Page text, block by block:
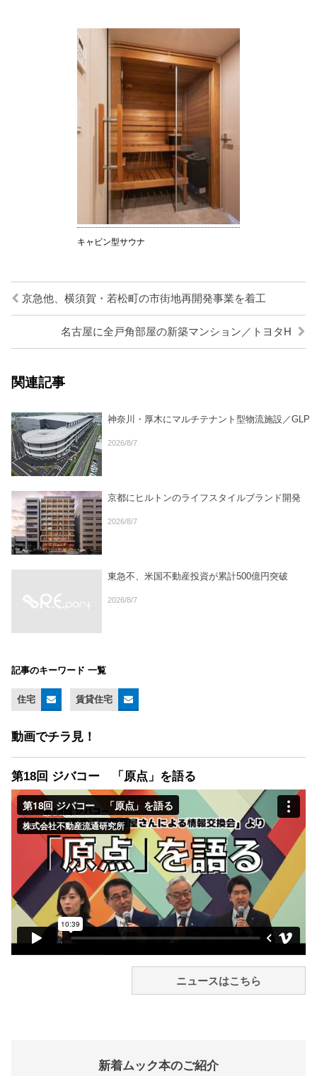
キャビン型サウナ
京急他、横須賀・若松町の市街地再開発事業を着工
名古屋に全戸角部屋の新築マンション／トヨタH
関連記事
神奈川・厚木にマルチテナント型物流施設／GLP
2026/8/7
京都にヒルトンのライフスタイルブランド開発
2026/8/7
東急不、米国不動産投資が累計500億円突破
2026/8/7
記事のキーワード 一覧
住宅 賃貸住宅
動画でチラ見！
第18回 ジバコー 「原点」を語る
ニュースはこちら
新着ムック本のご紹介